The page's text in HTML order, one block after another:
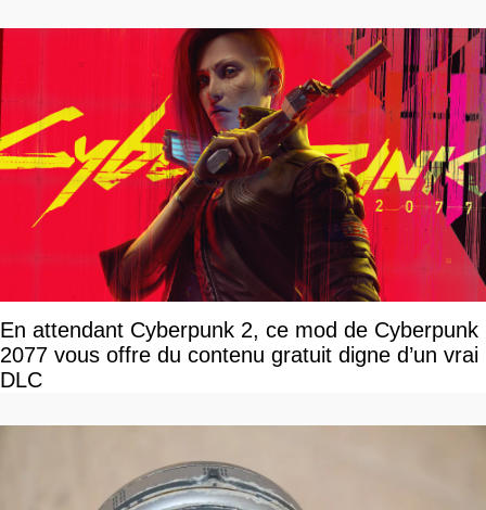
En attendant Cyberpunk 2, ce mod de Cyberpunk
2077 vous offre du contenu gratuit digne d’un vrai
DLC